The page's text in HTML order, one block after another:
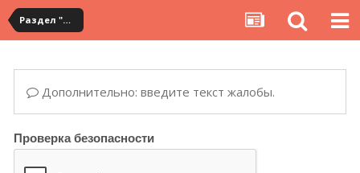
Раздел "Мои покупки" на сервисе YouCanBuy
Дополнительно: введите текст жалобы.
Проверка безопасности